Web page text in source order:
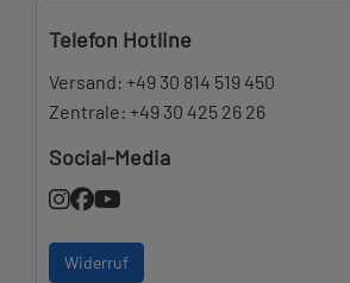
Telefon Hotline
Versand: +49 30 814 519 450
Zentrale: +49 30 425 26 26
Social-Media
Widerruf